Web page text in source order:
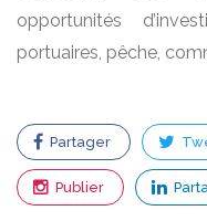
opportunités
portuaires, pêche,
Partager
Publier